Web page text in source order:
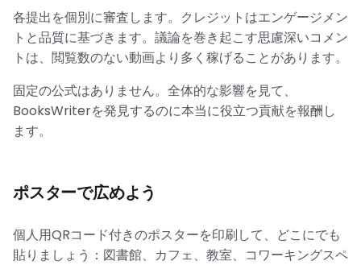
各提出を個別に審査します。クレジットはエンゲージメン
トと品質に基づきます。議論を巻き起こす思慮深いコメン
トは、閲覧数のない動画より多く稼げることがあります。
固定の公式はありません。全体的な影響を見て、
BooksWriterを発見するのに本当に役立つ貢献を報酬し
ます。
ポスターで広めよう
個人用QRコード付きのポスターを印刷して、どこにでも
貼りましょう：図書館、カフェ、教室、コワーキングスペ